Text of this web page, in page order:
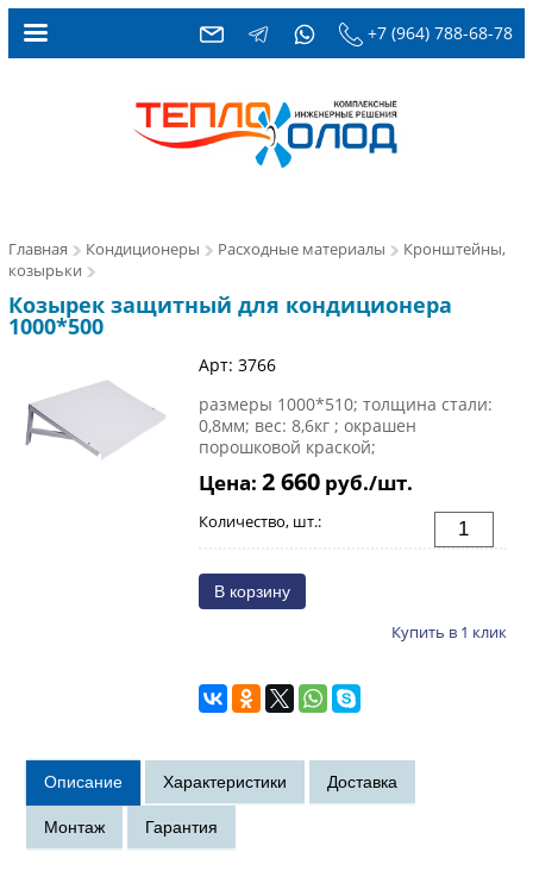
+7 (964) 788-68-78
Главная Кондиционеры Расходные материалы
Кронштейны,
козырьки
Козырек защитный для кондиционера
1000*500
Арт: 3766
размеры 1000*510; толщина стали:
0,8мм; вес: 8,6кг ; окрашен
порошковой краской;
Цена: 2 660руб./шт.
Количество, шт.:
Купить в 1 клик